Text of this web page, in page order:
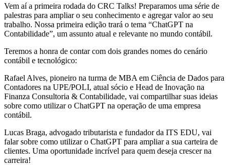
Vem aí a primeira rodada do CRC Talks! Preparamos uma série de
palestras para ampliar o seu conhecimento e agregar valor ao seu
trabalho. Nossa primeira edição trará o tema “ChatGPT na
Contabilidade”, um assunto atual e relevante no mundo contábil.
Teremos a honra de contar com dois grandes nomes do cenário
contábil e tecnológico:
Rafael Alves, pioneiro na turma de MBA em Ciência de Dados para
Contadores na UPE/POLI, atual sócio e Head de Inovação na
Finanza Consultoria & Contabilidade, vai compartilhar suas ideias
sobre como utilizar o ChatGPT na operação de uma empresa
contábil.
Lucas Braga, advogado tributarista e fundador da ITS EDU, vai
falar sobre como utilizar o ChatGPT para ampliar a sua carteira de
clientes. Uma oportunidade incrível para quem deseja crescer na
carreira!